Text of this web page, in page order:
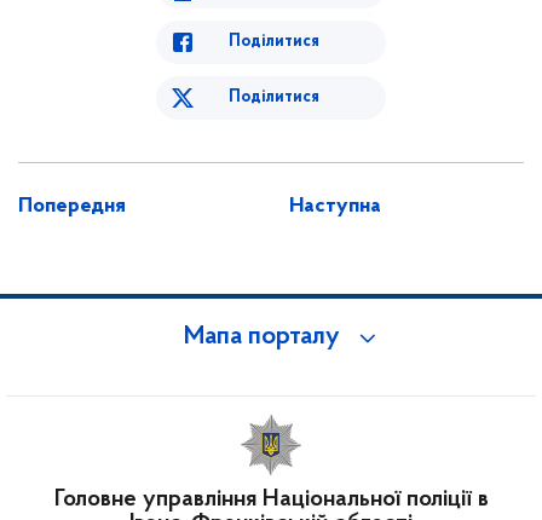
Поділитися
Поділитися
Попередня Наступна
Мапа порталу
Головне управління Національної поліції в